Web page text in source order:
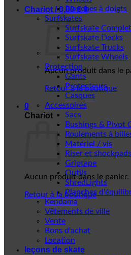
Chariot /0,00€ 0
Aucun produit dans le
Retour à la boutique
0
Chariot
Aucun produit dans le panier.
Retour à la boutique
Planches à doigts
Surfskates
Surfskate
Surfskate Decks
Surfskate Trucks
Surfskate Wheels
Protection
Gants
Protecteurs
Casques
Accessoires
Sacs
Bushings & Pivot
Roulements à
Matériel / vis
Riser et shockpads
Griptape
Outils
ShredLights
Planches
Kendama
Vêtements de ville
Vente
Bons d'achat
Location
leçons de skate